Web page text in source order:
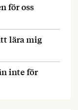
för oss
lära mig
inte för